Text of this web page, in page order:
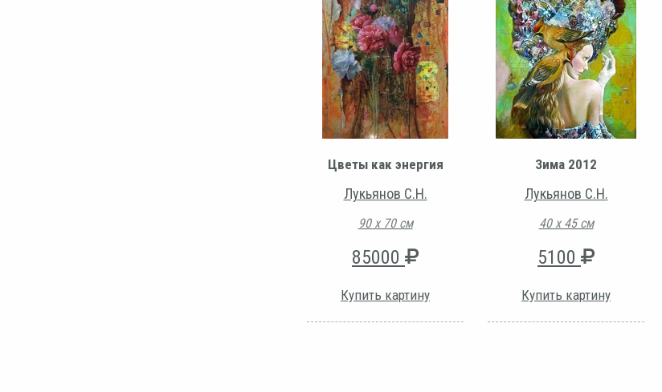
Цветы как энергия
Лукьянов С.Н.
90 х 70 см
85000
Купить картину
Зима 2012
Лукьянов С.Н.
40 х 45 см
5100
Купить картину